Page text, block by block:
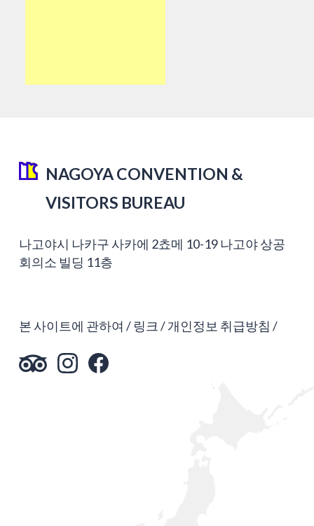
NAGOYA CONVENTION &
VISITORS BUREAU
나고야시 나카구 사카에 2쵸메 10-19 나고야 상공
회의소 빌딩 11층
본 사이트에 관하여 링크 개인정보 취급방침